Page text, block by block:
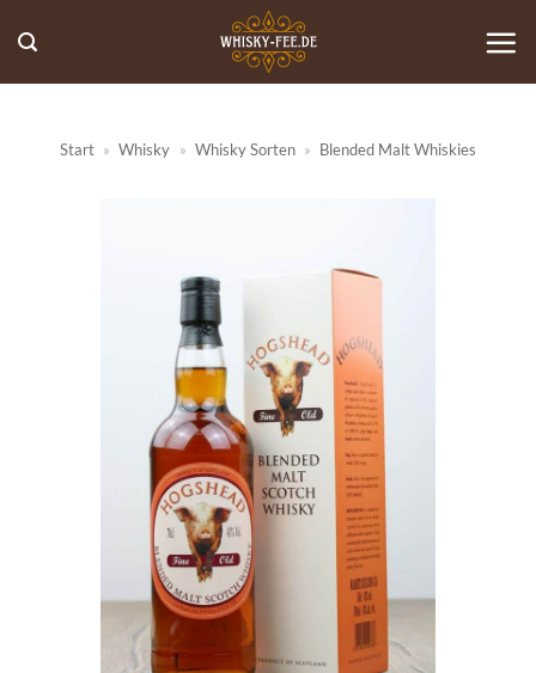
Inhalt
springen
Start » Whisky » Whisky Sorten » Blended Malt Whiskies